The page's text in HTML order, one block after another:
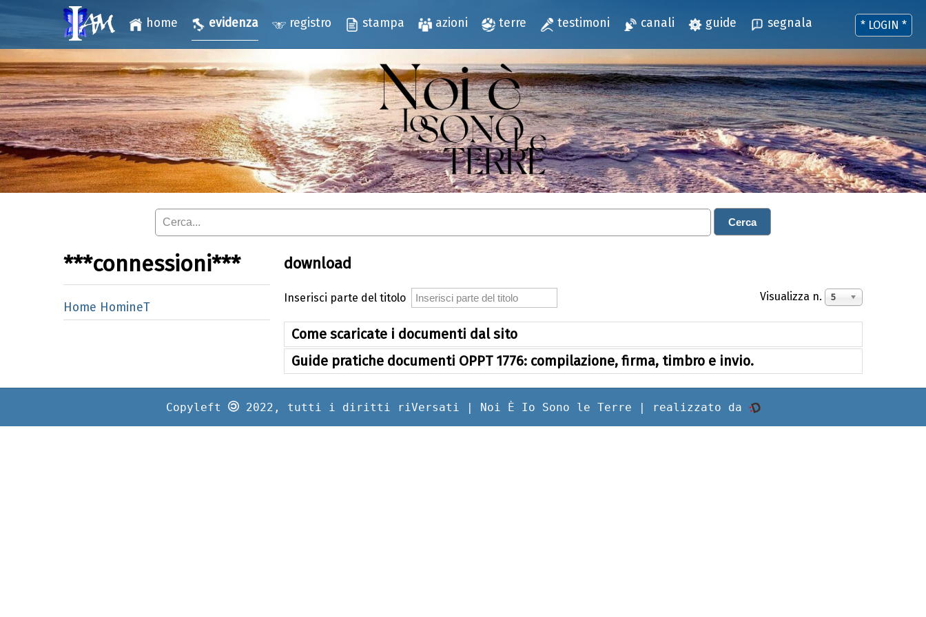
home evidenza registro stampa azioni terre testimoni canali guide segnala
Cerca
* LOGIN *
***connessioni***
Home HomineT
download
Inserisci parte del titolo Visualizza n. 5
Come scaricate i documenti dal sito
Guide pratiche documenti OPPT 1776: compilazione, firma, timbro e invio.
Copyleft 2022, tutti i diritti riVersati | Noi È Io Sono le Terre | realizzato da